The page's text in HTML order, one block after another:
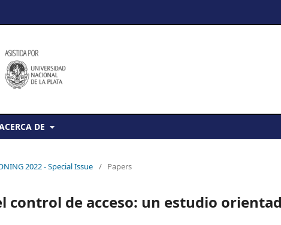
DE
2022 - Special Issue / Papers
control de acceso: un estudio